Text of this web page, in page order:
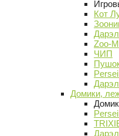
Кот
Zoo-M
ЧИП
Домики,